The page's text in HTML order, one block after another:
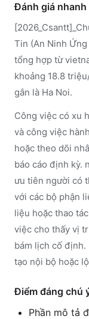
Đánh giá nhanh
Tin (An Ninh
tổng hợp từ
khoảng 18.8
gắn là Ha Noi.
Công việc có xu
và công việc
hoặc theo dõi
báo cáo định kỳ.
ưu tiên người có
với các bộ phận
liệu hoặc thao
việc cho thấy vị
bám lịch cố định.
tạo nội bộ hoặc
Điểm đáng chú
Phần mô tả